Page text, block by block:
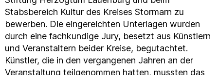
Stabsbereich Kultur des Kreises Stormarn zu
bewerben. Die eingereichten Unterlagen wurden
durch eine fachkundige Jury, besetzt aus Künstlern
und Veranstaltern beider Kreise, begutachtet.
Künstler, die in den vergangenen Jahren an der
Veranstaltung teilgenommen hatten, mussten das